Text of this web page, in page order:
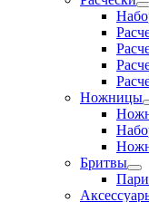
Ножницы
Бритвы